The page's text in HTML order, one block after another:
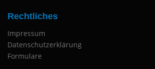
Rechtliches
Impressum
Datenschutzerklärung
Formulare